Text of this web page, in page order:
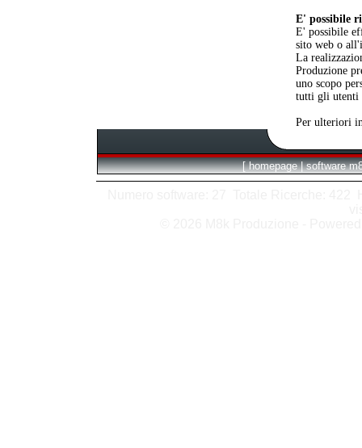
E' possibile
E' possibile
sito web o
La
Produzione
uno scopo
tutti gli utenti
Per ulteriori
[ homepage | software